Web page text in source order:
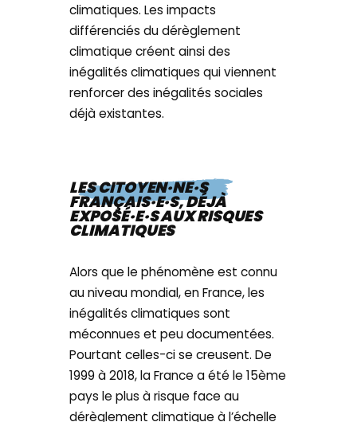
climatiques. Les impacts
différenciés du dérèglement
climatique créent ainsi des
inégalités climatiques qui viennent
renforcer des inégalités sociales
déjà existantes.
LES CITOYEN·NE·S
FRANÇAIS·E·S, DÉJÀ
EXPOSÉ·E·S AUX RISQUES
CLIMATIQUES
Alors que le phénomène est connu
au niveau mondial, en France, les
inégalités climatiques sont
méconnues et peu documentées.
Pourtant celles-ci se creusent. De
1999 à 2018, la France a été le 15ème
pays le plus à risque face au
dérèglement climatique à l’échelle